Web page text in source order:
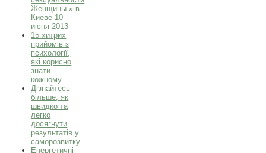
Женщины.» в
Киеве 10
июня 2013
15 хитрих
прийомів з
психології,
які корисно
знати
кожному
Дізнайтесь
більше, як
швидко та
легко
досягнути
результатів у
саморозвитку
Енергетичні